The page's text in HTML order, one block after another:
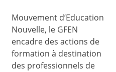
Mouvement d’Education
Nouvelle, le GFEN
encadre des actions de
formation à destination
des professionnels de